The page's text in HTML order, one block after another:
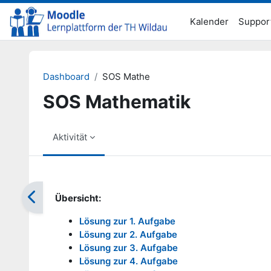
Zum Hauptinhalt
Kalender
Dashboard SOS Mathe
SOS Mathematik
Aktivität
Übersicht:
Lösung zur 1. Aufgabe
Lösung zur 2. Aufgabe
Lösung zur 3. Aufgabe
Lösung zur 4. Aufgabe